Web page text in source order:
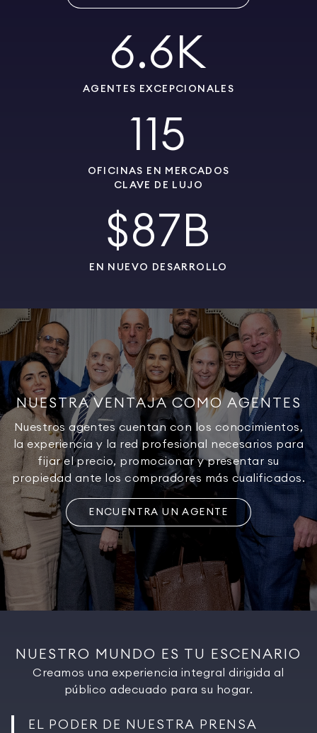
6.6K
AGENTES EXCEPCIONALES
115
OFICINAS EN MERCADOS
CLAVE DE LUJO
$87B
EN NUEVO DESARROLLO
NUESTRA VENTAJA COMO AGENTES
Nuestros agentes cuentan con los conocimientos,
la experiencia y la red profesional necesarios para
fijar el precio, promocionar y presentar su
propiedad ante los compradores más cualificados.
ENCUENTRA UN AGENTE
NUESTRO MUNDO ES TU ESCENARIO
Creamos una experiencia integral dirigida al
público adecuado para su hogar.
EL PODER DE NUESTRA PRENSA